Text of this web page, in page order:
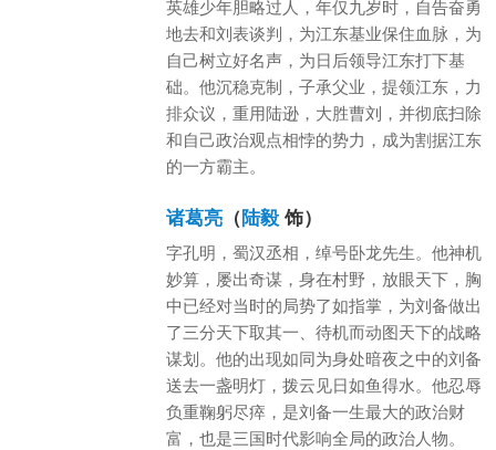
英雄少年胆略过人，年仅九岁时，自告奋勇
地去和刘表谈判，为江东基业保住血脉，为
自己树立好名声，为日后领导江东打下基
础。他沉稳克制，子承父业，提领江东，力
排众议，重用陆逊，大胜曹刘，并彻底扫除
和自己政治观点相悖的势力，成为割据江东
的一方霸主。
诸葛亮 （陆毅 饰）
字孔明，蜀汉丞相，绰号卧龙先生。他神机
妙算，屡出奇谋，身在村野，放眼天下，胸
中已经对当时的局势了如指掌，为刘备做出
了三分天下取其一、待机而动图天下的战略
谋划。他的出现如同为身处暗夜之中的刘备
送去一盏明灯，拨云见日如鱼得水。他忍辱
负重鞠躬尽瘁，是刘备一生最大的政治财
富，也是三国时代影响全局的政治人物。